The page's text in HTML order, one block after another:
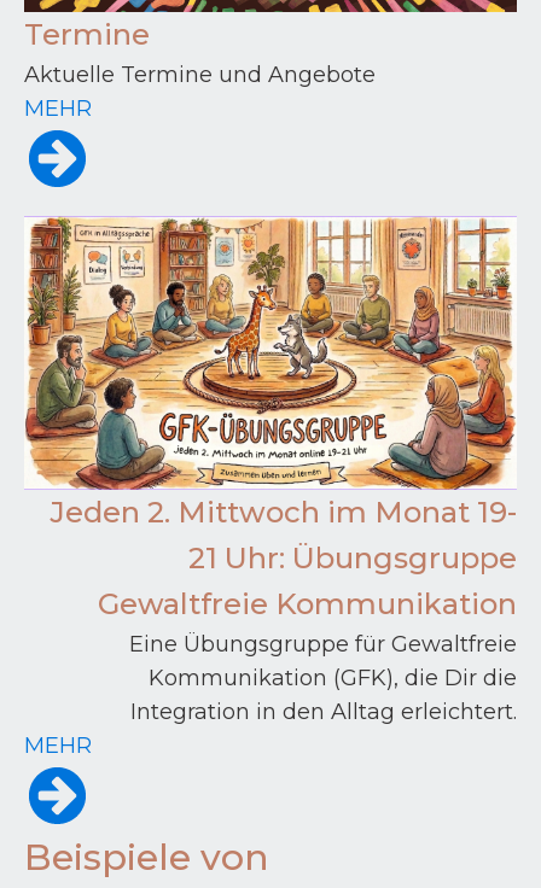
Termine
Aktuelle Termine und Angebote
MEHR
Jeden 2. Mittwoch im Monat 19-
21 Uhr: Übungsgruppe
Gewaltfreie Kommunikation
Eine Übungsgruppe für Gewaltfreie
Kommunikation (GFK), die Dir die
Integration in den Alltag erleichtert.
MEHR
Beispiele von